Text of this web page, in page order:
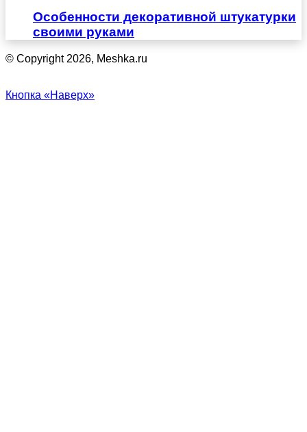
Особенности декоративной штукатурки
своими руками
© Copyright 2026, Meshka.ru
Кнопка «Наверх»